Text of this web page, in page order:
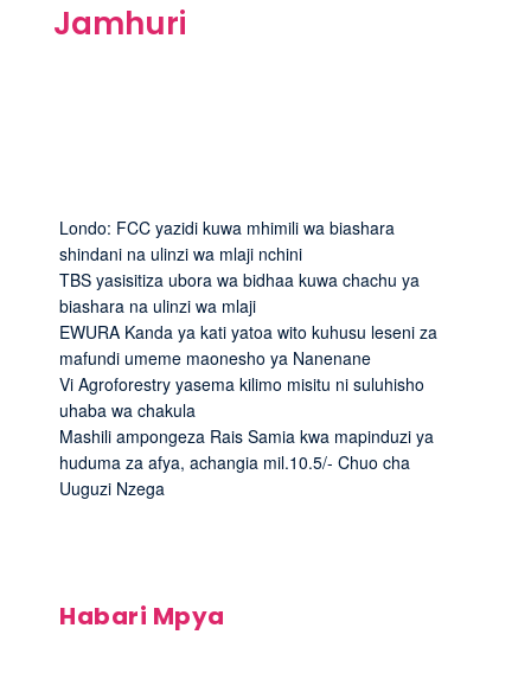
Jamhuri
Londo: FCC yazidi kuwa mhimili wa biashara
shindani na ulinzi wa mlaji nchini
TBS yasisitiza ubora wa bidhaa kuwa chachu ya
biashara na ulinzi wa mlaji
EWURA Kanda ya kati yatoa wito kuhusu leseni za
mafundi umeme maonesho ya Nanenane
Vi Agroforestry yasema kilimo misitu ni suluhisho
uhaba wa chakula
Mashili ampongeza Rais Samia kwa mapinduzi ya
huduma za afya, achangia mil.10.5/- Chuo cha
Uuguzi Nzega
Habari Mpya